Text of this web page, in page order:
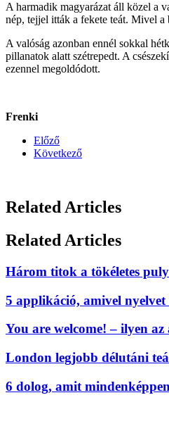
A harmadik magyarázat áll közel a
nép, tejjel itták a fekete teát. Mivel
A valóság azonban ennél sokkal
pillanatok alatt szétrepedt. A
ezennel megoldódott.
Frenki
Előző
Következő
Related Articles
Related Articles
Három titok a tökéletes
5 applikáció, amivel
You are welcome! – ilyen az
London legjobb délutáni
6 dolog, amit